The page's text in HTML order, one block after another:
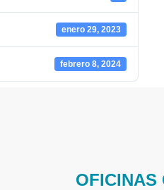
enero 29, 2023
febrero 8, 2024
OFICINAS